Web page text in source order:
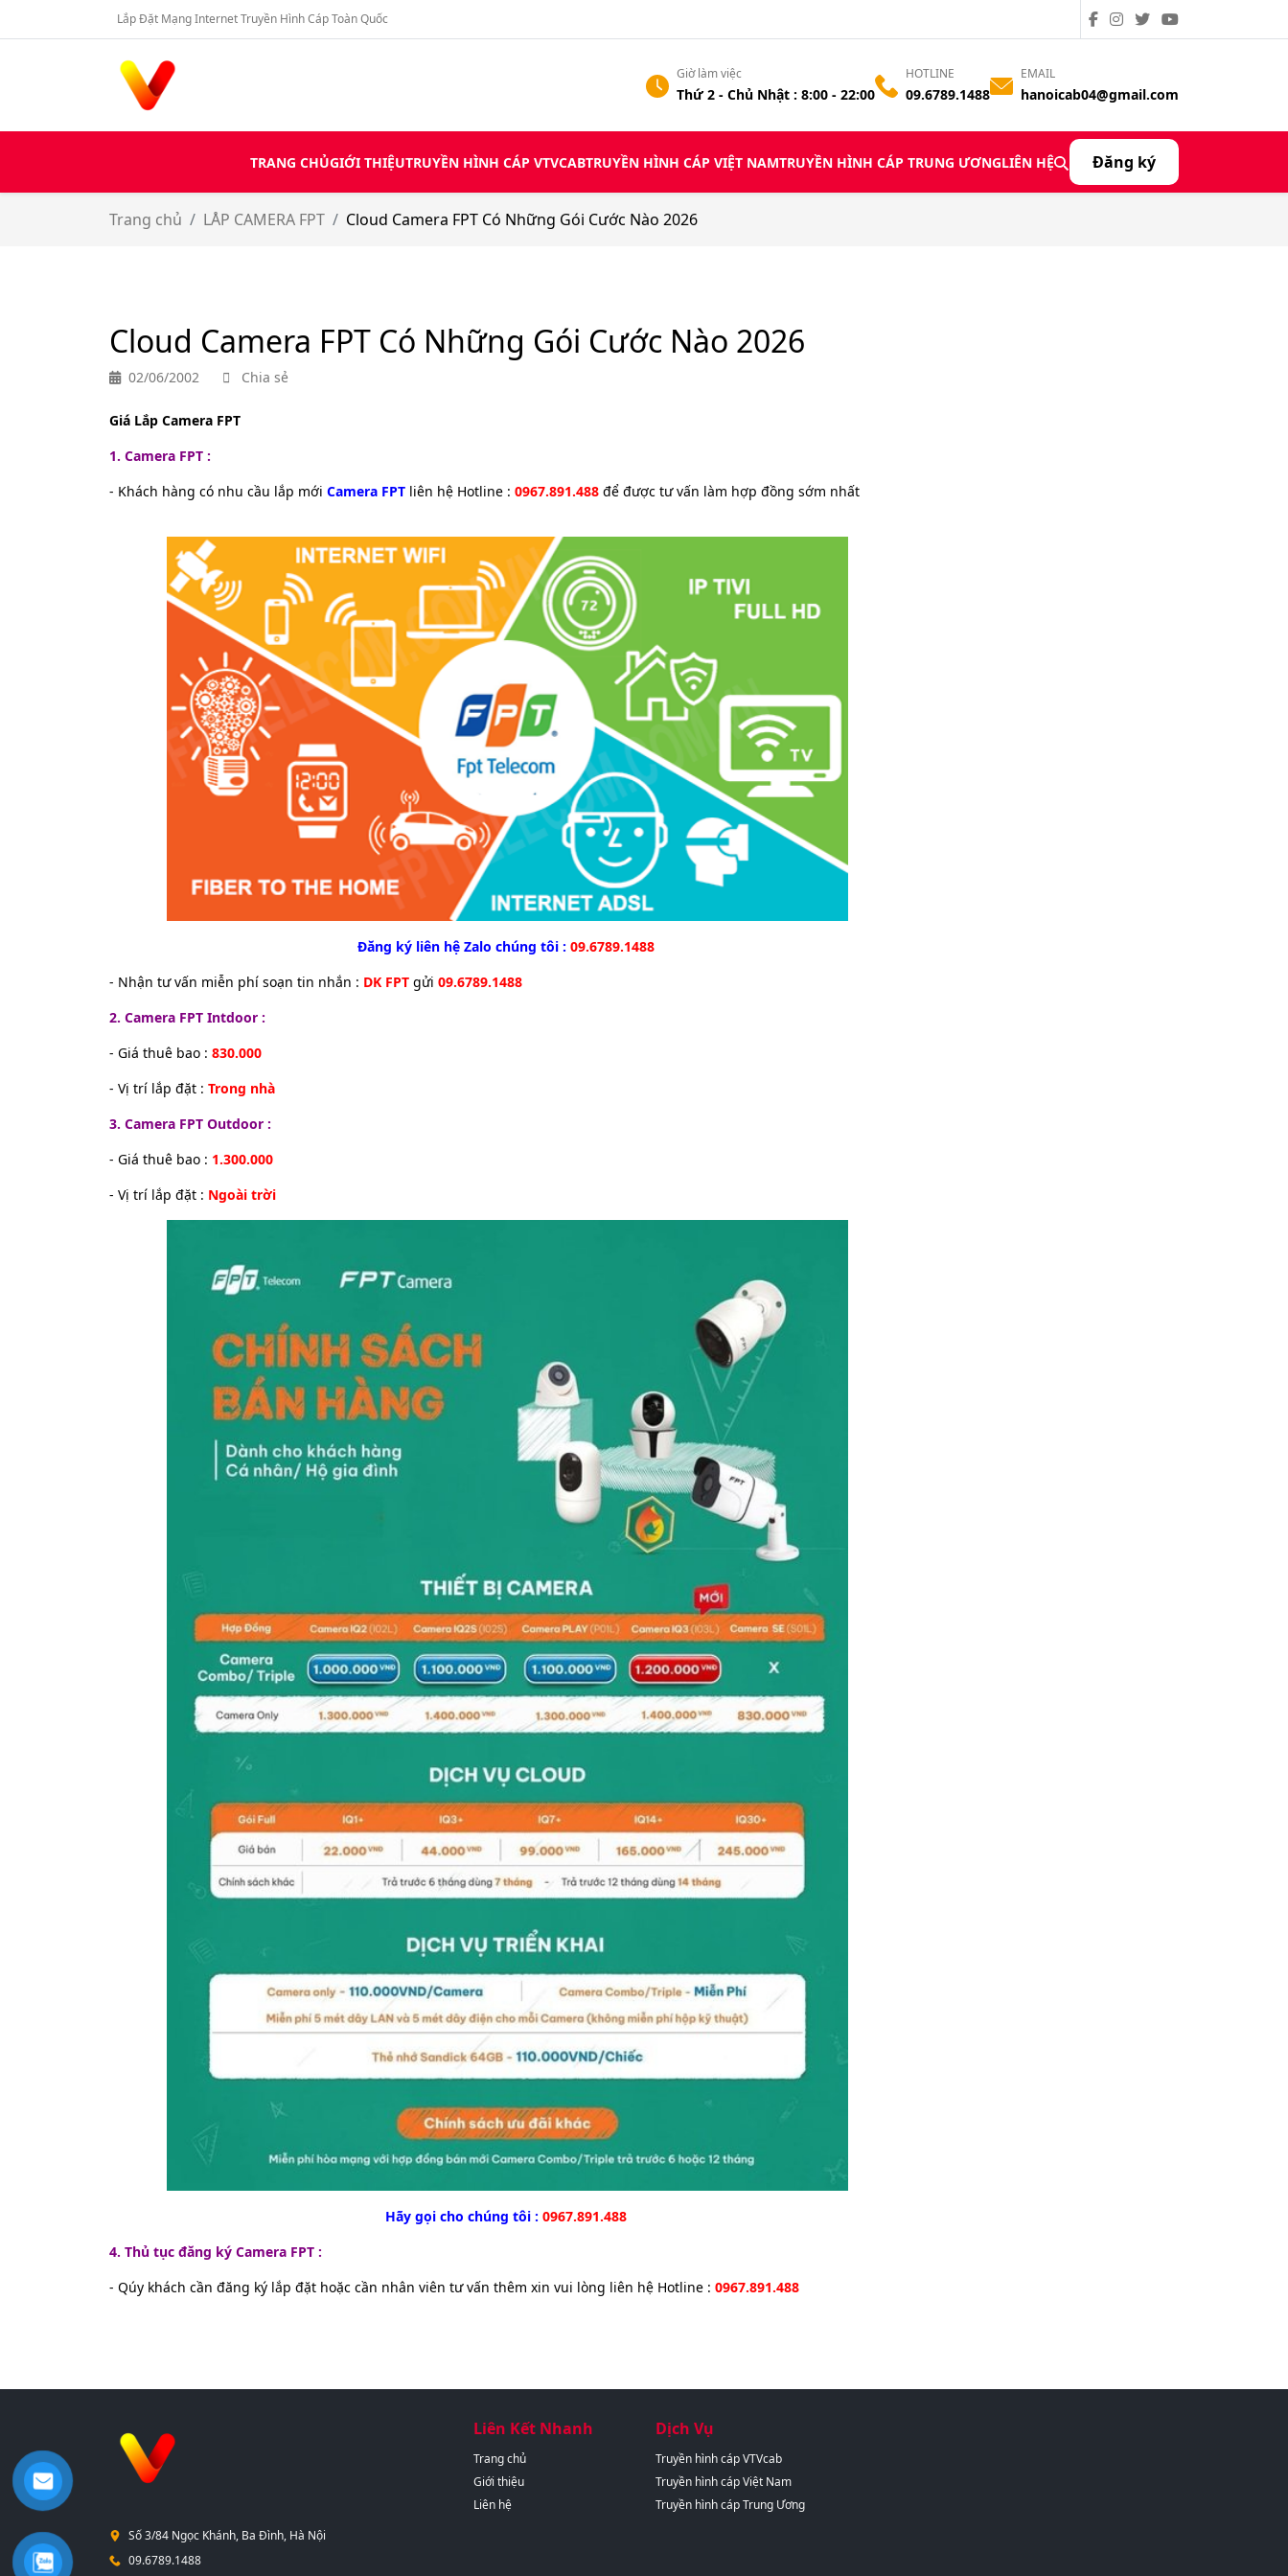
Lắp Đặt Mạng Internet Truyền Hình Cáp Toàn Quốc
Giờ làm việc
Thứ 2 - Chủ Nhật : 8:00 - 22:00
HOTLINE
09.6789.1488
EMAIL
hanoicab04@gmail.com
TRANG CHỦGIỚI THIỆUTRUYỀN HÌNH CÁP VTVCABTRUYỀN HÌNH CÁP VIỆT NAMTRUYỀN HÌNH CÁP TRUNG ƯƠNGLIÊN HỆ Đăng ký
Trang chủ LÅP CAMERA FPT Cloud Camera FPT Có Những Gói Cước Nào 2026
Cloud Camera FPT Có Những Gói Cước Nào 2026
02/06/2002 Chia sẻ
Giá Lắp Camera FPT
1. Camera FPT :
- Khách hàng có nhu cầu lắp mới Camera FPT liên hệ Hotline : 0967.891.488 để được tư vấn làm hợp đồng sớm nhất
Đăng ký liên hệ Zalo chúng tôi : 09.6789.1488
- Nhận tư vấn miễn phí soạn tin nhắn : DK FPT gửi 09.6789.1488
2. Camera FPT Intdoor :
- Giá thuê bao : 830.000
- Vị trí lắp đặt : Trong nhà
3. Camera FPT Outdoor :
- Giá thuê bao : 1.300.000
- Vị trí lắp đặt : Ngoài trời
Hãy gọi cho chúng tôi : 0967.891.488
4. Thủ tục đăng ký Camera FPT :
- Qúy khách cần đăng ký lắp đặt hoặc cần nhân viên tư vấn thêm xin vui lòng liên hệ Hotline : 0967.891.488
Số 3/84 Ngọc Khánh, Ba Đình, Hà Nội
09.6789.1488
Liên Kết Nhanh
Trang chủ
Giới thiệu
Liên hệ
Dịch Vụ
Truyền hình cáp VTVcab
Truyền hình cáp Việt Nam
Truyền hình cáp Trung Ương